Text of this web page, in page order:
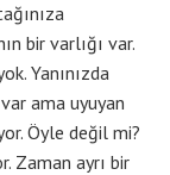
bir varlığı var.
Yanınızda
ama uyuyan
Öyle değil mi?
Zaman ayrı bir